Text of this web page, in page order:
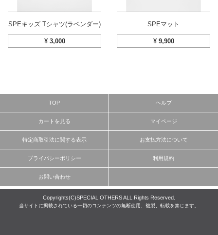
SPEキッズ Tシャツ(ラベンダー)
¥ 3,000
SPEマット
¥ 9,900
TOP ヘルプ
カートを見る マイページ
特定商取引法に関する表示 お支払方法について
プライバシーポリシー 利用規約
お問い合わせ
Copyrights(C)SPECIAL OTHERS ALL Rights Reserved.
当サイトに掲載されている一切のコンテンツの無断使用、複製、転載を禁じます。